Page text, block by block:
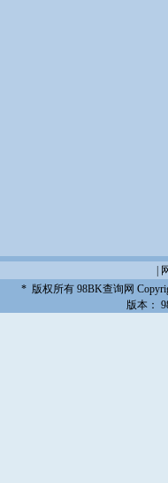
* 版权所有 98BK查询网
版本：